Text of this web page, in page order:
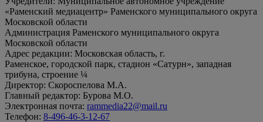
«Раменский медиацентр» Раменского муниципального округа
Московской области
Администрация Раменского муниципального округа
Московской области
Адрес редакции: Московская область, г.
Раменское, городской парк, стадион «Сатурн», западная
трибуна, строение ¼
Директор: Скороспелова М.А.
Главный редактор: Бурова М.О.
Электронная почта: rammedia22@mail.ru
Телефон: 8-496-46-3-12-67